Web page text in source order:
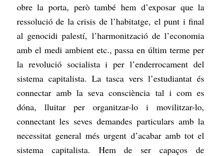
obre la porta, però també hem d’exposar que la
ressolució de la crisis de l’habitatge, el punt i final
al genocidi palestí, l’harmonització de l’economia
amb el medi ambient etc., passa en últim terme per
la revolució socialista i per l’enderrocament del
sistema capitalista. La tasca vers l’estudiantat és
connectar amb la seva consciència tal i com es
dóna, lluitar per organitzar-lo i movilitzar-lo,
connectant les seves demandes particulars amb la
necessitat general més urgent d’acabar amb tot el
sistema capitalista. Hem de ser capaços de